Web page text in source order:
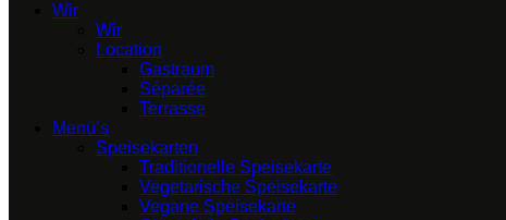
Wir
Wir
Location
Gastraum
Séparée
Terrasse
Menü’s
Speisekarten
Traditionelle Speisekarte
Vegetarische Speisekarte
Vegane Speisekarte